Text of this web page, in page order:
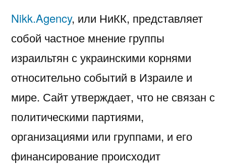
Nikk.Agency, или НиКК, представляет
собой частное мнение группы
израильтян с украинскими корнями
относительно событий в Израиле и
мире. Сайт утверждает, что не связан с
политическими партиями,
организациями или группами, и его
финансирование происходит